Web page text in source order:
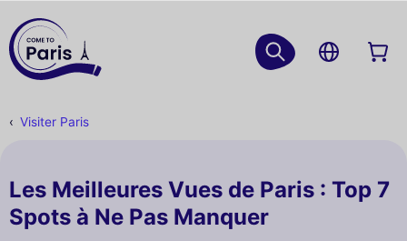
Visiter Paris
Les Meilleures Vues de Paris : Top 7
Spots à Ne Pas Manquer